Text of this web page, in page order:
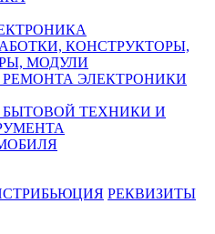
КОНСТРУКТОРЫ,
МОДУЛИ
ЭЛЕКТРОНИКИ
БЫТОВОЙ ТЕХНИКИ И
РЕКВИЗИТЫ